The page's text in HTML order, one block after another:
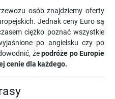
osób znajdziemy oferty
Jednak ceny Euro są
ciężko poznać wszystkie
po angielsku czy po
żepodróże po Europie
cenie dla każdego.